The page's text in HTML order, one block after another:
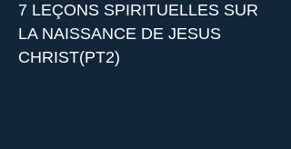
7 LEÇONS SPIRITUELLES SUR
LA NAISSANCE DE JESUS
CHRIST(PT2)